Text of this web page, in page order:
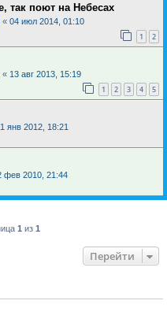
так поют на Небесах
« 04 июл 2014, 01:10
1 2
« 13 авг 2013, 15:19
1 2 3 4 5
янв 2012, 18:21
фев 2010, 21:44
1 из 1
Перейти